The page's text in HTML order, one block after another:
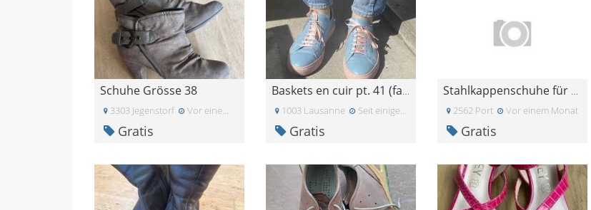
Schuhe Grösse 38
3303 Jegenstorf Vor einem Monat
Gratis
Baskets en cuir pt. 41 (faire offre)
1003 Lausanne Seit einiger Zeit
Gratis
Stahlkappenschuhe für Damen Gr. 38
2562 Port Vor einem Monat
Gratis